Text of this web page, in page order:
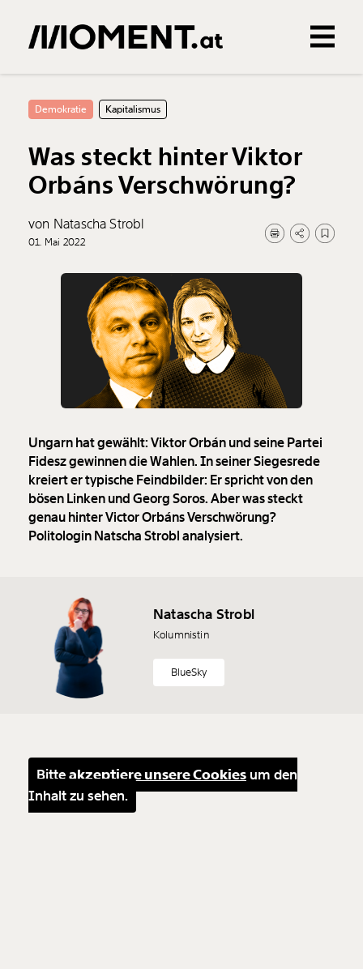
0Treffer
Demokratie Kapitalismus
Was steckt hinter Viktor
Orbáns Verschwörung?
von Natascha Strobl
01. Mai 2022
Ungarn hat gewählt: Viktor Orbán und seine Partei
Fidesz gewinnen die Wahlen. In seiner Siegesrede
kreiert er typische Feindbilder: Er spricht von den
bösen Linken und Georg Soros. Aber was steckt
genau hinter Victor Orbáns Verschwörung?
Politologin Natscha Strobl analysiert.
Natascha Strobl
Kolumnistin
BlueSky
Bitteakzeptiere unsere Cookies um den
Inhalt zu sehen.